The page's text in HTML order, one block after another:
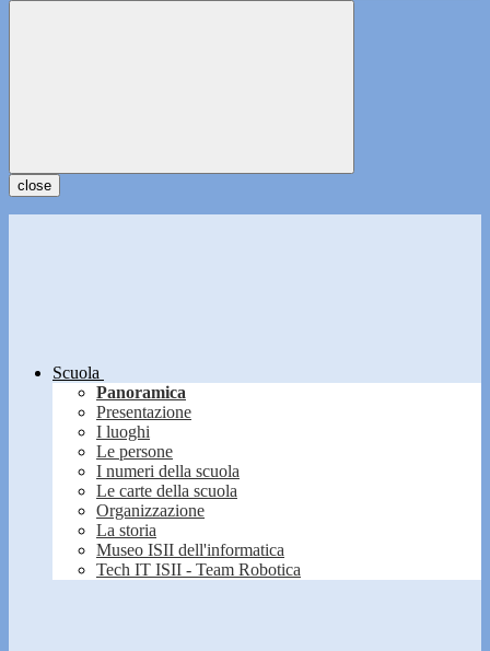
close
Scuola
Panoramica
Presentazione
I luoghi
Le persone
I numeri della scuola
Le carte della scuola
Organizzazione
La storia
Museo ISII dell'informatica
Tech IT ISII - Team Robotica